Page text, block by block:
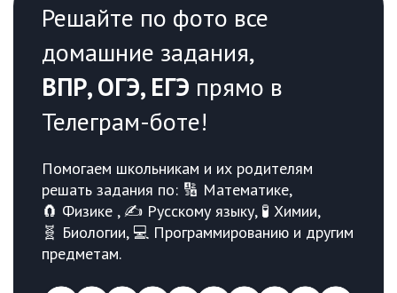
Решайте по фото все
домашние задания,
ВПР, ОГЭ, ЕГЭ прямо в
Телеграм-боте!
Помогаем школьникам и их родителям
решать задания по: 🔢 Математике,
🧲 Физике , ✍️ Русскому языку, 🧪 Химии,
🧬 Биологии, 💻 Программированию и другим
предметам.